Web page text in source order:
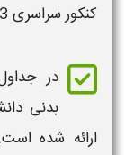
کنکور سراسری
در
بدنی
ارائه شده